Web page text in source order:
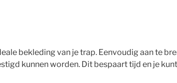
bekleding van je trap. Eenvoudig aan te
kunnen worden. Dit bespaart tijd en je